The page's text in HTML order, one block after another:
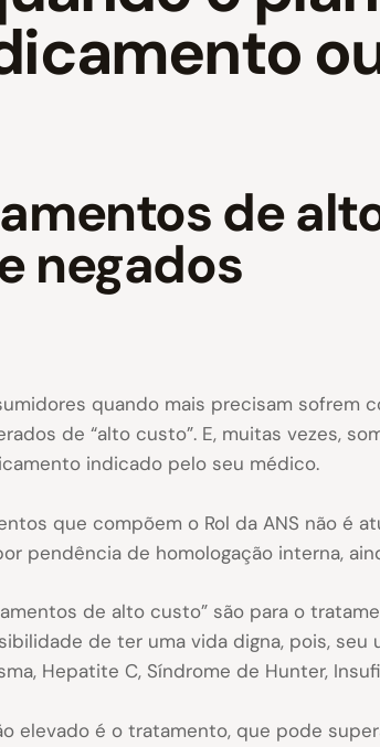
de
negados
quando mais precisam sofrem
de “alto custo”. E, muitas vezes,
indicado pelo seu médico.
que compõem o Rol da ANS não é
pendência de homologação interna,
de alto custo” são para o
de ter uma vida digna, pois, seu
Hepatite C, Síndrome de Hunter,
elevado é o tratamento, que pode